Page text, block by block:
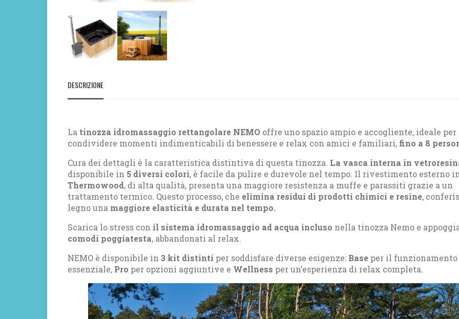
DESCRIZIONE
La tinozza idromassaggio rettangolare NEMO offre uno spazio ampio e accogliente, ideale per
condividere momenti indimenticabili di benessere e relax con amici e familiari, fino a 8
Cura dei dettagli è la caratteristica distintiva di questa tinozza. La vasca interna in
disponibile in 5 diversi colori, è facile da pulire e durevole nel tempo. Il rivestimento esterno in
Thermowood, di alta qualità, presenta una maggiore resistenza a muffe e parassiti grazie a un
trattamento termico. Questo processo, che elimina residui di prodotti chimici e resine,
legno una maggiore elasticità e durata nel tempo.
Scarica lo stress con il sistema idromassaggio ad acqua incluso nella tinozza Nemo e
comodi poggiatesta, abbandonati al relax.
NEMO è disponibile in 3 kit distinti per soddisfare diverse esigenze: Base per il funzionamento
essenziale, Pro per opzioni aggiuntive e Wellness per un’esperienza di relax completa.